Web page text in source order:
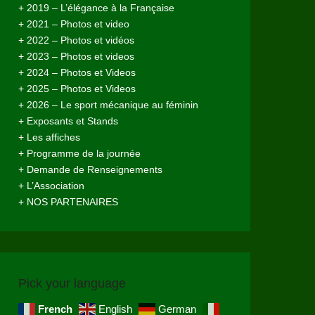
+ 2019 – L’élégance à la Française
+ 2021 – Photos et video
+ 2022 – Photos et vidéos
+ 2023 – Photos et videos
+ 2024 – Photos et Videos
+ 2025 – Photos et Videos
+ 2026 – Le sport mécanique au féminin
+ Exposants et Stands
+ Les affiches
+ Programme de la journée
+ Demande de Renseignements
+ L’Association
+ NOS PARTENAIRES
Pick your language
French English German